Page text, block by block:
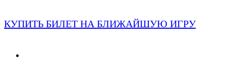
КУПИТЬ БИЛЕТ НА БЛИЖАЙШУЮ ИГРУ